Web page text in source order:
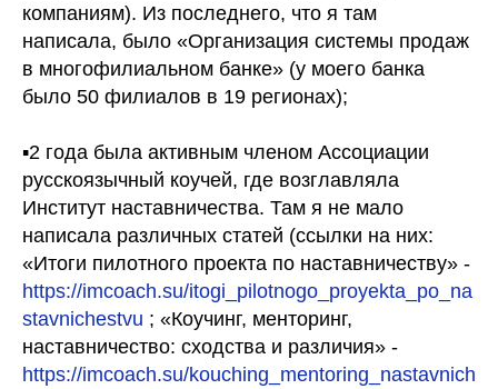
компаниям). Из последнего, что я там
написала, было «Организация системы продаж
в многофилиальном банке» (у моего банка
было 50 филиалов в 19 регионах);
▪️2 года была активным членом Ассоциации
русскоязычный коучей, где возглавляла
Институт наставничества. Там я не мало
написала различных статей (ссылки на них:
«Итоги пилотного проекта по наставничеству» -
https://imcoach.su/itogi_pilotnogo_proyekta_po_na
stavnichestvu ; «Коучинг, менторинг,
наставничество: сходства и различия» -
https://imcoach.su/kouching_mentoring_nastavnich